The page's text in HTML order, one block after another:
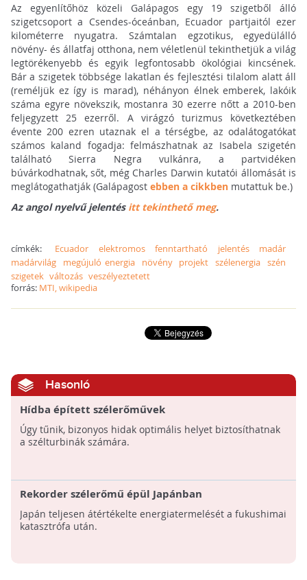
Az egyenlítőhöz közeli Galápagos egy 19 szigetből álló
szigetcsoport a Csendes-óceánban, Ecuador partjaitól ezer
kilométerre nyugatra. Számtalan egzotikus, egyedülálló
növény- és állatfaj otthona, nem véletlenül tekinthetjük a világ
legtörékenyebb és egyik legfontosabb ökológiai kincsének.
Bár a szigetek többsége lakatlan és fejlesztési tilalom alatt áll
(reméljük ez így is marad), néhányon élnek emberek, lakóik
száma egyre növekszik, mostanra 30 ezerre nőtt a 2010-ben
feljegyzett 25 ezerről. A virágzó turizmus következtében
évente 200 ezren utaznak el a térségbe, az odalátogatókat
számos kaland fogadja: felmászhatnak az Isabela szigetén
található Sierra Negra vulkánra, a partvidéken
búvárkodhatnak, sőt, még Charles Darwin kutatói állomását is
meglátogathatják (Galápagost ebben a cikkbenmutattuk be.)
Az angol nyelvű jelentés itt tekinthető meg.
címkék: Ecuador elektromos fenntartható jelentés
madár
madárvilág
megújuló energia növény projekt szélenergia szén
szigetek változás veszélyeztetett
forrás: MTI, wikipedia
Hasonló
Hídba épített szélerőművek
Úgy tűnik, bizonyos hidak optimális helyet biztosíthatnak
a szélturbinák számára.
Rekorder szélerőmű épül Japánban
Japán teljesen átértékelte energiatermelését a fukushimai
katasztrófa után.